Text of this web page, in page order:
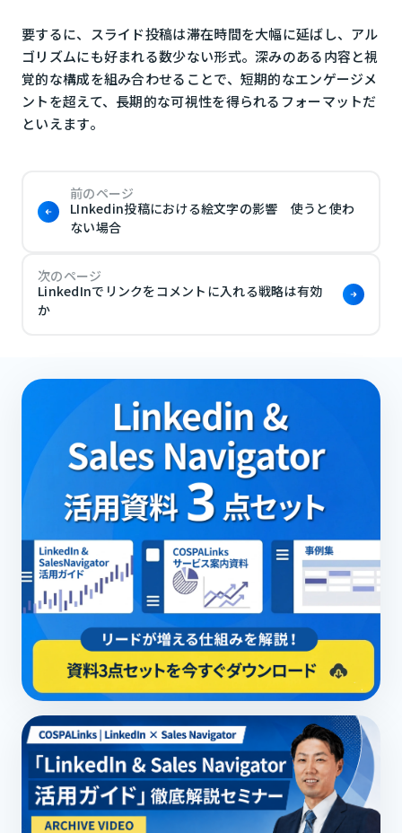
要するに、スライド投稿は滞在時間を大幅に延ばし、アル
ゴリズムにも好まれる数少ない形式。深みのある内容と視
覚的な構成を組み合わせることで、短期的なエンゲージメ
ントを超えて、長期的な可視性を得られるフォーマットだ
といえます。
前のページ
LInkedin投稿における絵文字の影響 使うと使わ
ない場合
次のページ
LinkedInでリンクをコメントに入れる戦略は有効
か